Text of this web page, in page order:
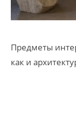
Предметы
как и